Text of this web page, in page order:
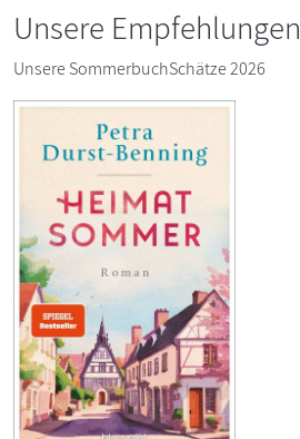
Unsere Empfehlungen
Unsere SommerbuchSchätze 2026